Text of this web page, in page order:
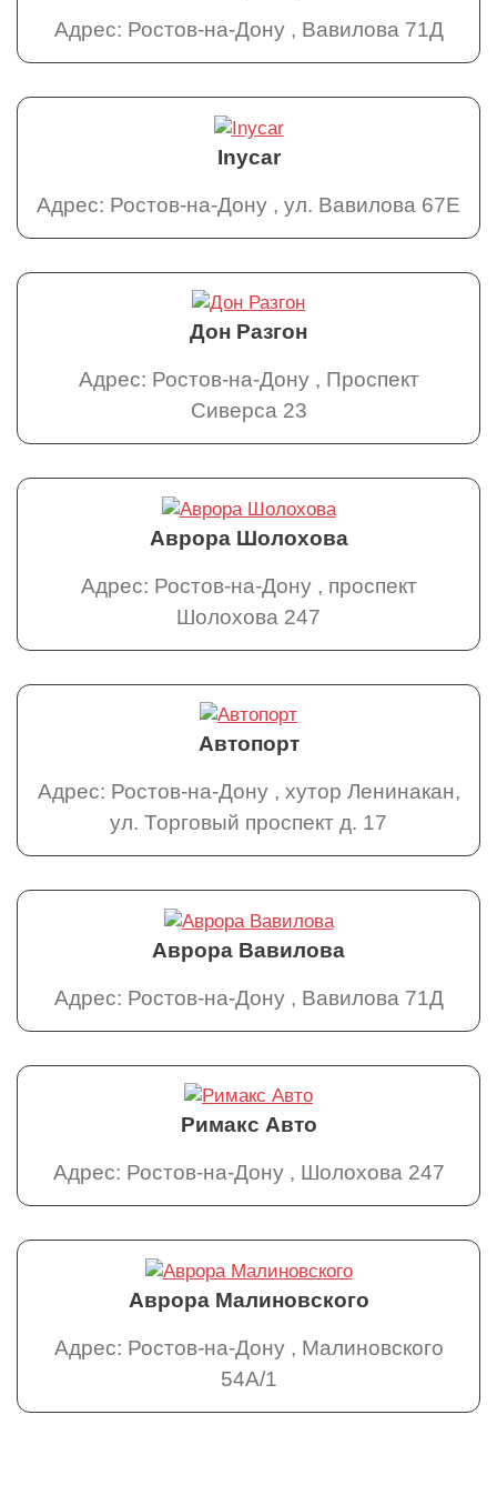
Адрес: Ростов-на-Дону , Вавилова 71Д
Inycar
Адрес: Ростов-на-Дону , ул. Вавилова 67Е
Дон Разгон
Адрес: Ростов-на-Дону , Проспект
Сиверса 23
Аврора Шолохова
Адрес: Ростов-на-Дону , проспект
Шолохова 247
Автопорт
Адрес: Ростов-на-Дону , хутор Ленинакан,
ул. Торговый проспект д. 17
Аврора Вавилова
Адрес: Ростов-на-Дону , Вавилова 71Д
Римакс Авто
Адрес: Ростов-на-Дону , Шолохова 247
Аврора Малиновского
Адрес: Ростов-на-Дону , Малиновского
54А/1